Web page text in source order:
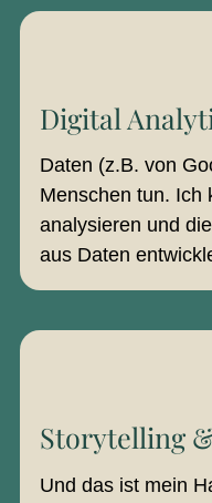
Digital
Daten (z.B. von
Menschen tun. Ich
analysieren und
aus Daten
Storytelling
Und das ist mein